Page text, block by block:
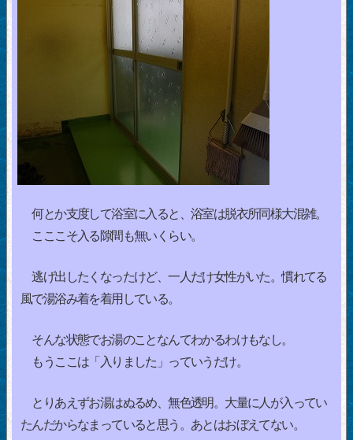
何とか支度して浴室に入ると、浴室は脱衣所同様大混雑。
こここそ入る隙間も無いくらい。
逃げ出したくなったけど、一人だけ女性がいた。慣れてる
風で湯浴み着を着用している。
そんな状態でお湯のことなんてわかるわけもなし。
もうここは「入りました」っていうだけ。
とりあえずお湯はぬるめ、無色透明。大量に人が入ってい
たんだからなまっていると思う。あとはおぼえてない。